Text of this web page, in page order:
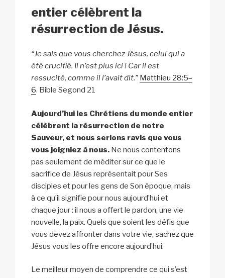
k
entier célèbrent la
résurrection de Jésus.
“Je sais que vous cherchez Jésus, celui qui a
été crucifié. Il n’est plus ici ! Car il est
ressucité, comme il l’avait dit.” Matthieu 28:5–
6. Bible Segond 21
Aujourd’hui les Chrétiens du monde entier
célèbrent la résurrection de notre
Sauveur, et nous serions ravis que vous
vous joigniez à nous. Ne nous contentons
pas seulement de méditer sur ce que le
sacrifice de Jésus représentait pour Ses
disciples et pour les gens de Son époque, mais
à ce qu’il signifie pour nous aujourd’hui et
chaque jour : il nous a offert le pardon, une vie
nouvelle, la paix. Quels que soient les défis que
vous devez affronter dans votre vie, sachez que
Jésus vous les offre encore aujourd’hui.
Le meilleur moyen de comprendre ce qui s’est